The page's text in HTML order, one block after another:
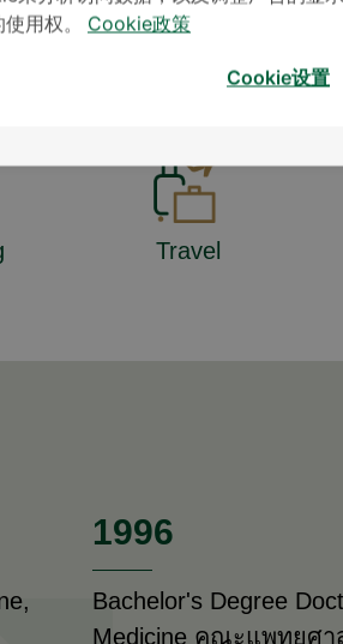
* The Patient
Travel
1996
Bachelor's Degree
Medicine คณะแพทยศา
用权。
Cookie政策
Cookie设置